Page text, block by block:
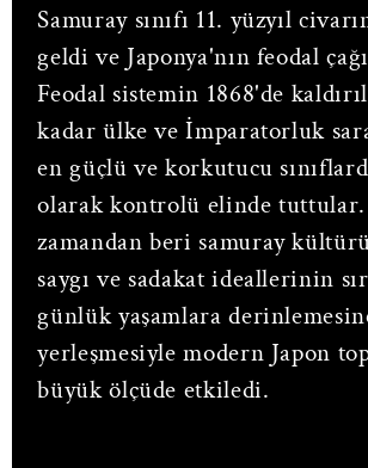
Samuray sınıfı 11. yüzyıl
geldi ve Japonya'nın feodal
Feodal sistemin 1868'de
kadar ülke ve İmparatorluk
en güçlü ve korkutucu
olarak kontrolü elinde
zamandan beri samuray
saygı ve sadakat ideallerinin
günlük yaşamlara
yerleşmesiyle modern Japon
büyük ölçüde etkiledi.